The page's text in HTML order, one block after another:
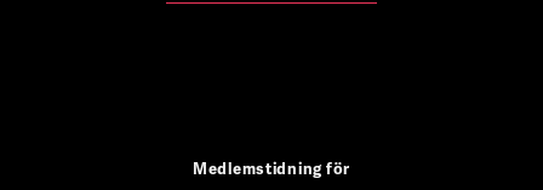
Medlemstidning för